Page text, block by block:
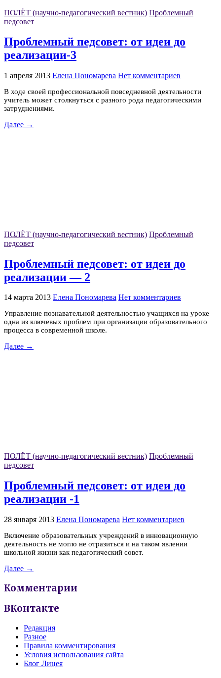
ПОЛЁТ (научно-педагогический вестник) Проблемный
педсовет
Проблемный педсовет: от идеи до
реализации-3
1 апреля 2013 Елена Пономарева Нет комментариев
В ходе своей профессиональной повседневной деятельности
учитель может столкнуться с разного рода педагогическими
затруднениями.
Далее →
ПОЛЁТ (научно-педагогический вестник) Проблемный
педсовет
Проблемный педсовет: от идеи до
реализации — 2
14 марта 2013 Елена Пономарева Нет комментариев
Управление познавательной деятельностью учащихся на уроке
одна из ключевых проблем при организации образовательного
процесса в современной школе.
Далее →
ПОЛЁТ (научно-педагогический вестник) Проблемный
педсовет
Проблемный педсовет: от идеи до
реализации -1
28 января 2013 Елена Пономарева Нет комментариев
Включение образовательных учреждений в инновационную
деятельность не могло не отразиться и на таком явлении
школьной жизни как педагогический совет.
Далее →
Комментарии
ВКонтакте
Редакция
Разное
Правила комментирования
Условия использования сайта
Блог Лицея